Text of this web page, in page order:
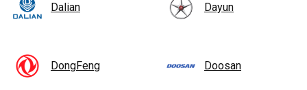
Dalian Dayun
DongFeng Doosan